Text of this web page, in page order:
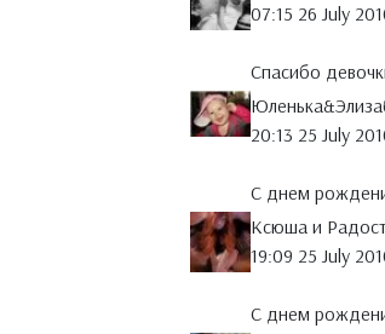
07:15 26 July
Спасибо
20:13 25 July
С днем
Ксюша и
19:09 25 July
С днем